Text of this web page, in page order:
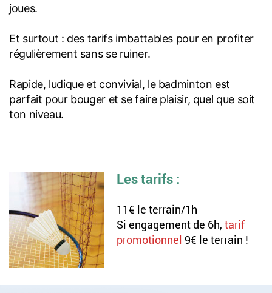
joues.
Et surtout : des tarifs imbattables pour en profiter
régulièrement sans se ruiner.
Rapide, ludique et convivial, le badminton est
parfait pour bouger et se faire plaisir, quel que soit
ton niveau.
Les tarifs :
11€ le terrain/1h
Si engagement de 6h, tarif
promotionnel 9€ le terrain !